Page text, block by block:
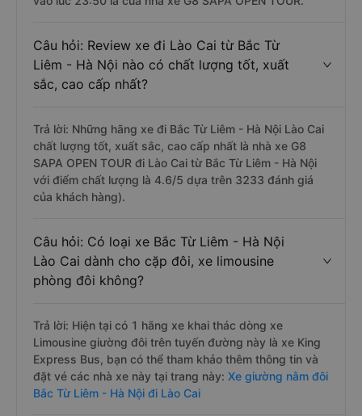
Câu hỏi: Review xe đi Lào Cai từ Bắc Từ
Liêm - Hà Nội nào có chất lượng tốt, xuất
sắc, cao cấp nhất?
Trả lời: Những hãng xe đi Bắc Từ Liêm - Hà Nội Lào Cai
chất lượng tốt, xuất sắc, cao cấp nhất là nhà xe G8
SAPA OPEN TOUR đi Lào Cai từ Bắc Từ Liêm - Hà Nội
với điểm chất lượng là 4.6/5 dựa trên 3233 đánh giá
của khách hàng).
Câu hỏi: Có loại xe Bắc Từ Liêm - Hà Nội
Lào Cai dành cho cặp đôi, xe limousine
phòng đôi không?
Trả lời: Hiện tại có 1 hãng xe khai thác dòng xe
Limousine giường đôi trên tuyến đường này là xe King
Express Bus, bạn có thể tham khảo thêm thông tin và
đặt vé các nhà xe này tại trang này: Xe giường nằm đôi
Bắc Từ Liêm - Hà Nội đi Lào Cai